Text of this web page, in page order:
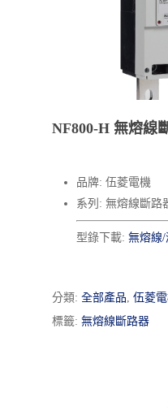
NF800-H 無熔線
品牌: 伍菱電機
系列: 無熔線斷路
型錄下載: 無熔線
分類: 全部產品, 伍菱
標籤: 無熔線斷路器